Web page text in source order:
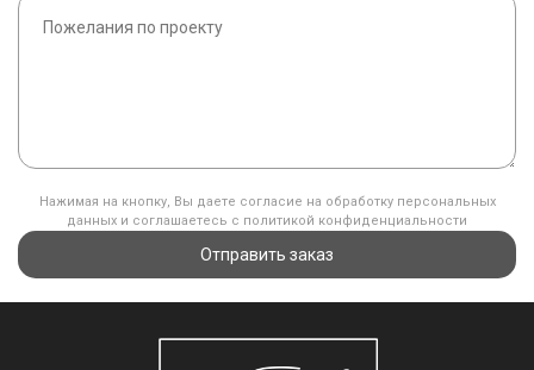
Нажимая на кнопку, Вы даете согласие на обработку персональных
данных и соглашаетесь с политикой конфиденциальности
Отправить заказ